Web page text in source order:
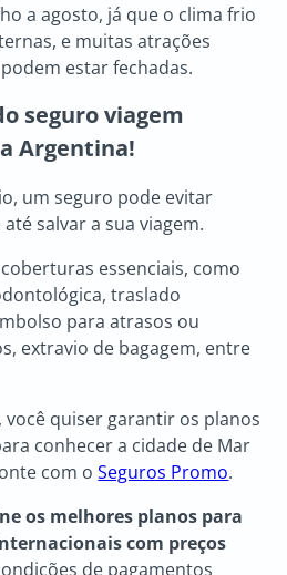
a agosto, já que o clima frio
e muitas atrações
estar fechadas.
seguro viagem
Argentina!
um seguro pode evitar
salvar a sua viagem.
essenciais, como
traslado
para atrasos ou
extravio de bagagem, entre
você quiser garantir os planos
conhecer a cidade de Mar
com oSeguros Promo.
os melhores planos para
com preços
de pagamentos